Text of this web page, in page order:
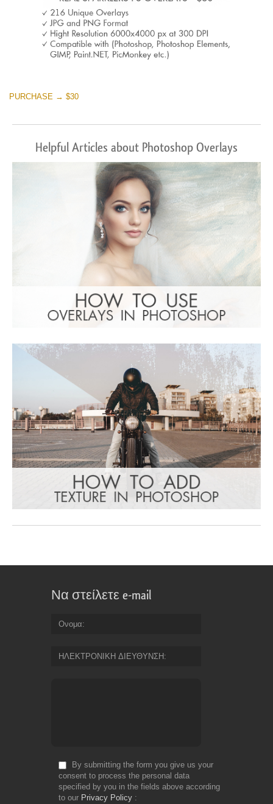
PURCHASE → $30
Helpful Articles about Photoshop Overlays
Να στείλετε e-mail
Ονομα
ΗΛΕΚΤΡΟΝΙΚΗ ΔΙΕΥΘΥΝΣΗ
By submitting the form you give us your
consent to process the personal data
specified by you in the fields above according
to our Privacy Policy